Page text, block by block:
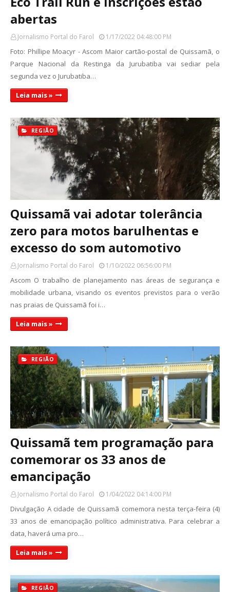
abertas
Jornalismo Portal do Farol 1/17/2022 04:48:00 PM
Foto: Phillipe Moacyr - Ascom Maior cartão-postal de Quissamã, o
Parque Nacional da Restinga da Jurubatiba vai sediar pela
segunda vez o Jurubatiba…
Leia mais »
REGIÃO
Quissamã vai adotar tolerância
zero para motos barulhentas e
excesso do som automotivo
Jornalismo Portal do Farol 1/10/2022 06:56:00 PM
Ascom O trabalho de planejamento nas áreas de segurança e
mobilidade urbana, visando os eventos previstos para o verão
nas praias de Quissamã foi i…
Leia mais »
REGIÃO
Quissamã tem programação para
comemorar os 33 anos de
emancipação
Jornalismo Portal do Farol 1/04/2022 04:14:00 PM
Divulgação A cidade de Quissamã comemora nesta terça-feira (4)
33 anos de emancipação político administrativa. Para celebrar a
data, haverá uma pro…
Leia mais »
REGIÃO